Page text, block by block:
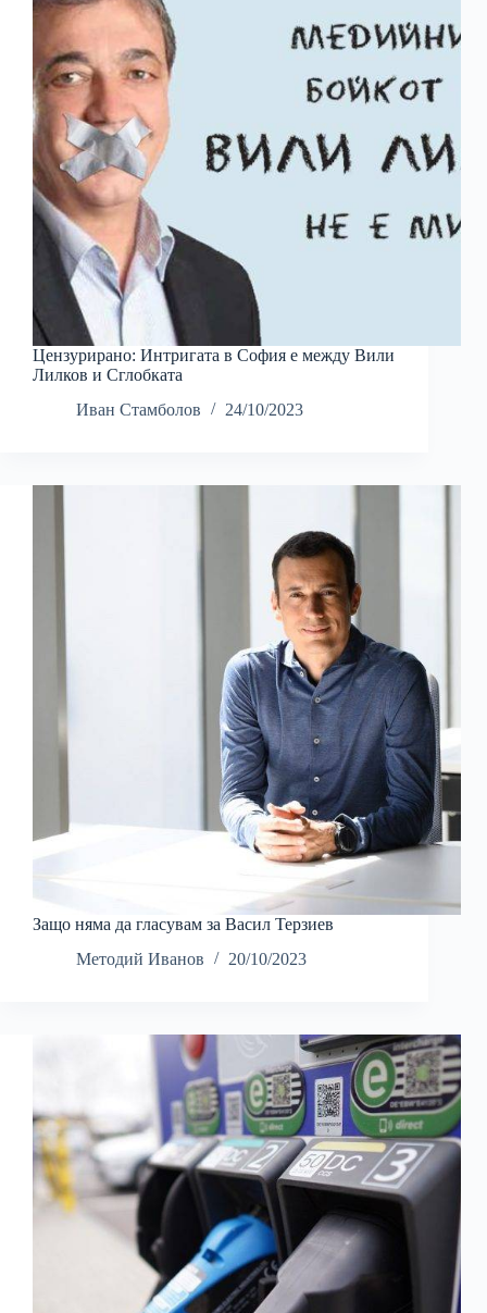
Цензурирано: Интригата в София е между Вили
Лилков и Сглобката
Иван Стамболов
24/10/2023
Защо няма да гласувам за Васил Терзиев
Методий Иванов
20/10/2023